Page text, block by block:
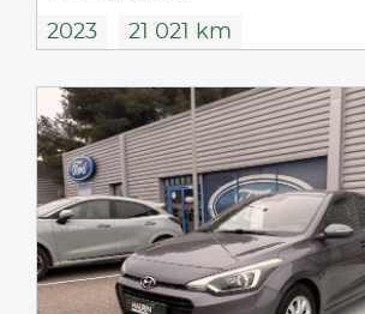
2023 21 021 km